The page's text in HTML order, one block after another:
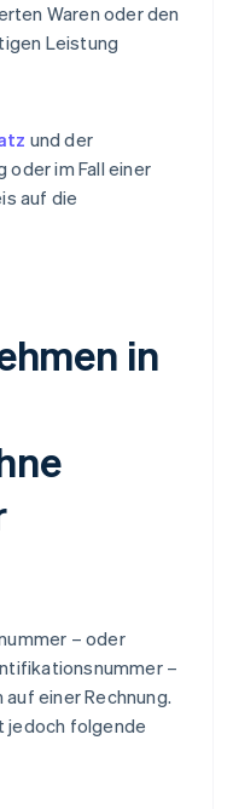
Waren oder den
Leistung
und der
im Fall einer
auf die
in
– oder
–
einer Rechnung.
jedoch folgende